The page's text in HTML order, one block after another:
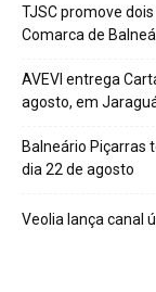
TJSC promove
Comarca de
AVEVI entrega
agosto, em
Balneário Piçarras
dia 22 de agosto
Veolia lança canal